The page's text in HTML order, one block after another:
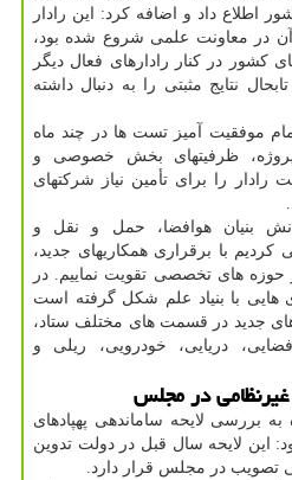
اطلاع داد و اضافه کرد: این رادار
در معاونت علمی شروع شده بود،
کشور در کنار رادارهای فعال دیگر
نتایج مثبتی را به دنبال داشته
موفقیت آمیز تست ها در چند ماه
پروژه، ظرفیتهای بخش خصوصی و
را برای تأمین نیاز شرکتهای
بنیان هوافضا، حمل و نقل و
با برقراری همکاریهای جدید،
حوزه های تخصصی تقویت نماییم. در
هایی با بنیاد علم شکل گرفته است
های جدید در قسمت های مختلف ستاد،
دریایی، خودرویی، ریلی و
غیرنظامی در مجلس
بررسی لایحه ساماندهی پهپادهای
این لایحه سال قبل در دولت تدوین
تصویب در مجلس قرار دارد.